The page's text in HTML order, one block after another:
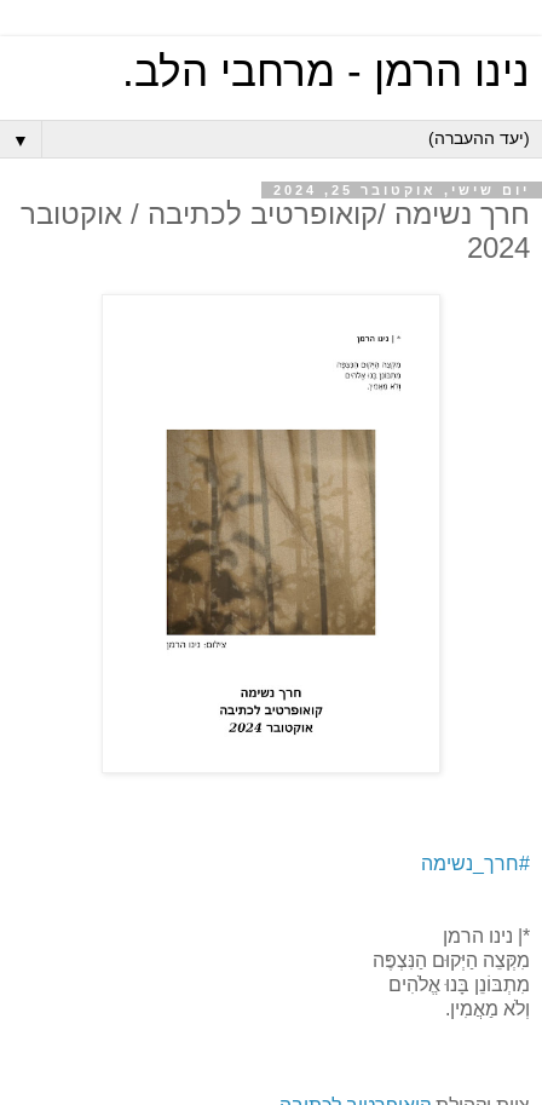
נינו הרמן - מרחבי הלב.
▼
יום שישי, אוקטובר 25, 2024
חרך נשימה /קואופרטיב לכתיבה / אוקטובר
2024
#חרך_נשימה
*| נינו הרמן
מִקְּצֵה הַיְּקוּם הַנִּצְפֶּה
מִתְבּוֹנֵן בָּנוּ אֱלֹהִים
וְלֹא מַאֲמִין.